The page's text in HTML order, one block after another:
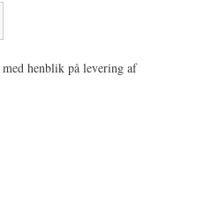
med henblik på levering af